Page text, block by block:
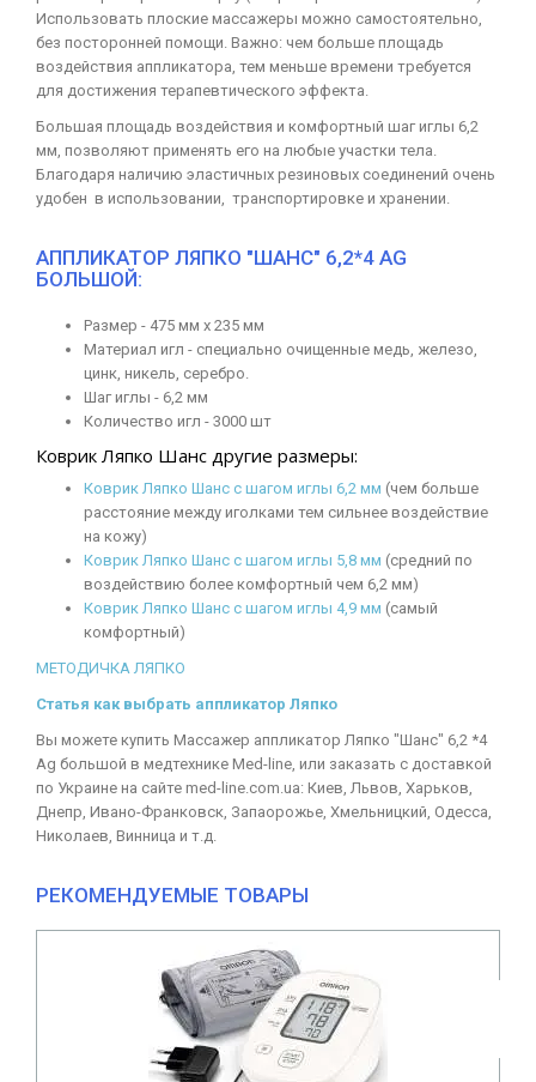
Использовать плоские массажеры можно самостоятельно,
без посторонней помощи. Важно: чем больше площадь
воздействия аппликатора, тем меньше времени требуется
для достижения терапевтического эффекта.
Большая площадь воздействия и комфортный шаг иглы 6,2
мм, позволяют применять его на любые участки тела.
Благодаря наличию эластичных резиновых соединений очень
удобен в использовании, транспортировке и хранении.
АППЛИКАТОР ЛЯПКО "ШАНС" 6,2*4 AG
БОЛЬШОЙ:
Размер - 475 мм х 235 мм
Материал игл - специально очищенные медь, железо,
цинк, никель, серебро.
Шаг иглы - 6,2 мм
Количество игл - 3000 шт
Коврик Ляпко Шанс другие размеры:
Коврик Ляпко Шанс с шагом иглы 6,2 мм (чем больше
расстояние между иголками тем сильнее воздействие
на кожу)
Коврик Ляпко Шанс с шагом иглы 5,8 мм (средний по
воздействию более комфортный чем 6,2 мм)
Коврик Ляпко Шанс с шагом иглы 4,9 мм (самый
комфортный)
МЕТОДИЧКА ЛЯПКО
Статья как выбрать аппликатор Ляпко
Вы можете купить Массажер аппликатор Ляпко "Шанс" 6,2 *4
Ag большой в медтехнике Med-line, или заказать с доставкой
по Украине на сайте med-line.com.ua: Киев, Львов, Харьков,
Днепр, Ивано-Франковск, Запаорожье, Хмельницкий, Одесса,
Николаев, Винница и т.д.
РЕКОМЕНДУЕМЫЕ ТОВАРЫ